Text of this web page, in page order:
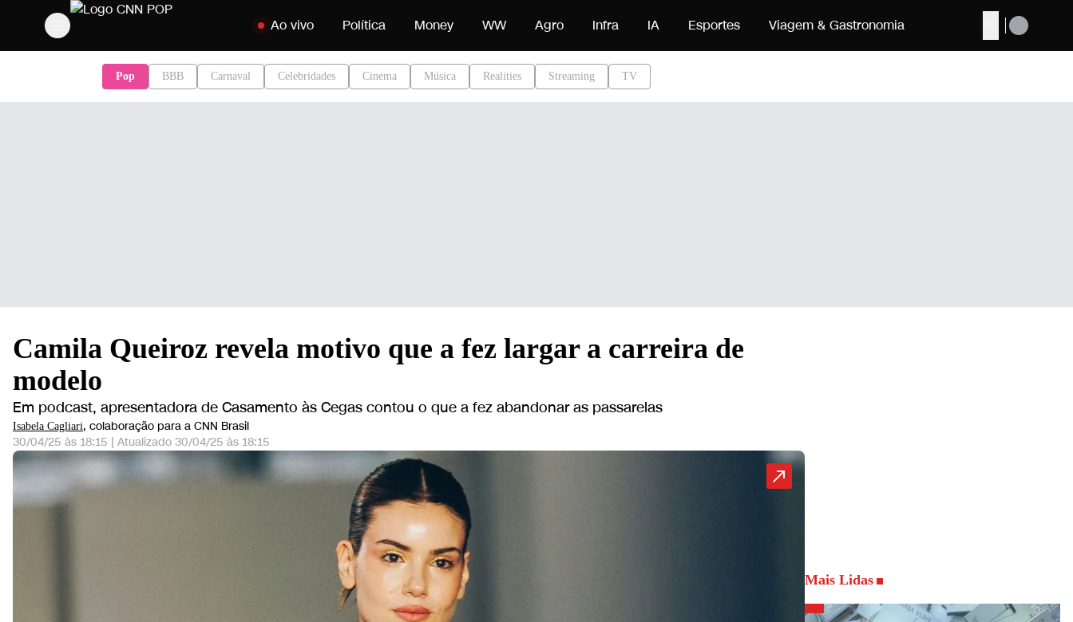
Buscar
Pular para o conteúdo
Ao vivo Política Money WW Agro Infra IA Esportes Viagem & Gastronomia
Pop BBB Carnaval Celebridades Cinema Música Realities Streaming TV
Camila Queiroz revela motivo que a fez largar a carreira de
modelo
Em podcast, apresentadora de Casamento às Cegas contou o que a fez abandonar as passarelas
Isabela Cagliari, colaboração para a CNN Brasil
30/04/25 às 18:15 | Atualizado 30/04/25 às 18:15
Mais Lidas